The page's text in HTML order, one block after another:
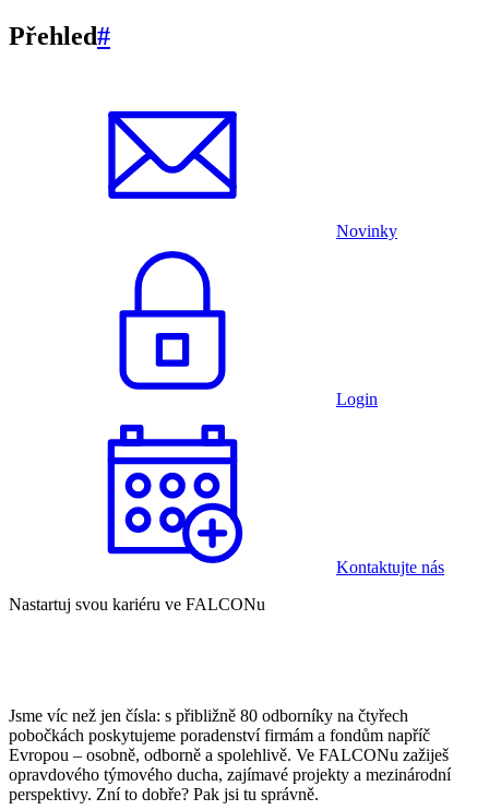
Přehled#
Novinky
Login
Kontaktujte nás
Nastartuj svou kariéru ve FALCONu
Jsme víc než jen čísla: s přibližně 80 odborníky na čtyřech
pobočkách poskytujeme poradenství firmám a fondům napříč
Evropou – osobně, odborně a spolehlivě. Ve FALCONu zažiješ
opravdového týmového ducha, zajímavé projekty a mezinárodní
perspektivy. Zní to dobře? Pak jsi tu správně.